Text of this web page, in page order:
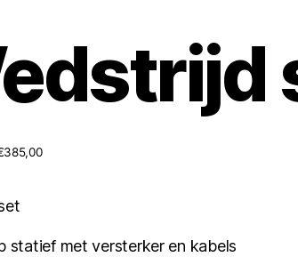
385,00
statief met versterker en kabels